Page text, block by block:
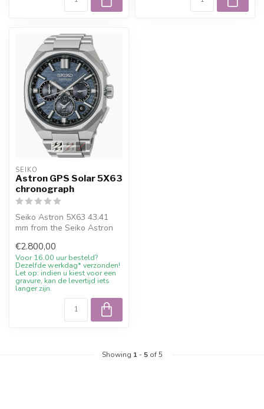
SEIKO
Astron GPS Solar 5X63
chronograph
Seiko Astron 5X63 43.41
mm from the Seiko Astron
sapp...
€2.800,00
Voor 16.00 uur besteld?
Dezelfde werkdag* verzonden!
Let op: indien u kiest voor een
gravure, kan de levertijd iets
langer zijn.
Showing 1-5of 5